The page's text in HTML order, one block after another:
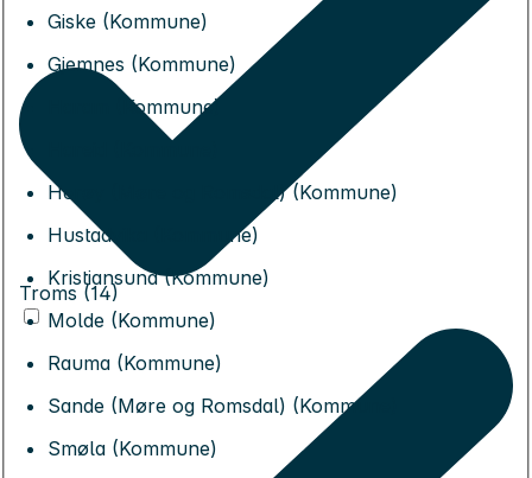
Giske (Kommune)
Gjemnes (Kommune)
Haram (Kommune)
Herøy (Møre og Romsdal) (Kommune)
Hustadvika (Kommune)
Kristiansund (Kommune)
Molde (Kommune)
Rauma (Kommune)
Sande (Møre og Romsdal) (Kommune)
Smøla (Kommune)
Troms (14)